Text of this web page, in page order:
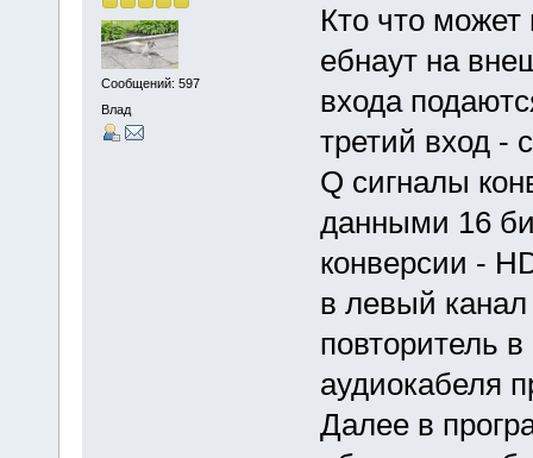
Сообщений: 597
Влад
Кто что может
ебнаут на
входа
третий вход -
Q сигналы
данными 16
конверсии -
в левый канал
повторитель
аудиокабеля
Далее в